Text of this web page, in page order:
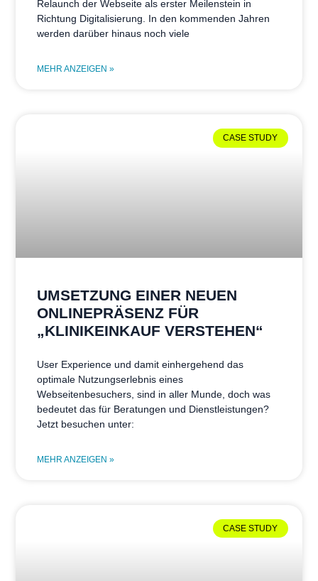
Relaunch der Webseite als erster Meilenstein in
Richtung Digitalisierung. In den kommenden Jahren
werden darüber hinaus noch viele
MEHR ANZEIGEN »
CASE STUDY
UMSETZUNG EINER NEUEN
ONLINEPRÄSENZ FÜR
„KLINIKEINKAUF VERSTEHEN“
User Experience und damit einhergehend das
optimale Nutzungserlebnis eines
Webseitenbesuchers, sind in aller Munde, doch was
bedeutet das für Beratungen und Dienstleistungen?
Jetzt besuchen unter:
MEHR ANZEIGEN »
CASE STUDY